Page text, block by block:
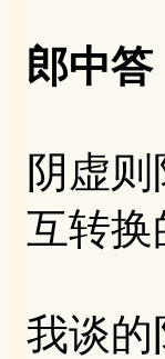
郎中答
阴虚
互转换
我谈的